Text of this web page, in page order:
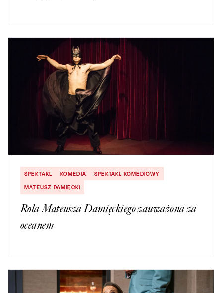
SPEKTAKL KOMEDIA
SPEKTAKL KOMEDIOWY
MATEUSZ DAMIĘCKI
Rola Mateusza Damięckiego zauważona za
oceanem